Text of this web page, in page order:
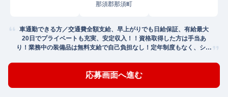
那須郡那須町
車通勤できる方／交通費全額支給、早上がりでも日給保証、有給最大
20日でプライベートも充実、安定収入！！資格取得した方は手当あ
り！業務中の装備品は無料支給で自己負担なし！定年制度もなく、シニ
ベートも安定を実現したい方は、まずは一度ご応募ください！出張面接
応募画面へ進む